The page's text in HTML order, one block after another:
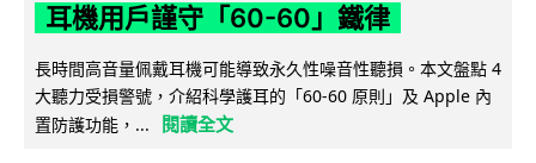
耳機用戶謹守「60-60」鐵律
長時間高音量佩戴耳機可能導致永久性噪音性聽損。本文盤點 4
大聽力受損警號，介紹科學護耳的「60-60 原則」及 Apple 內
置防護功能，...
閱讀全文